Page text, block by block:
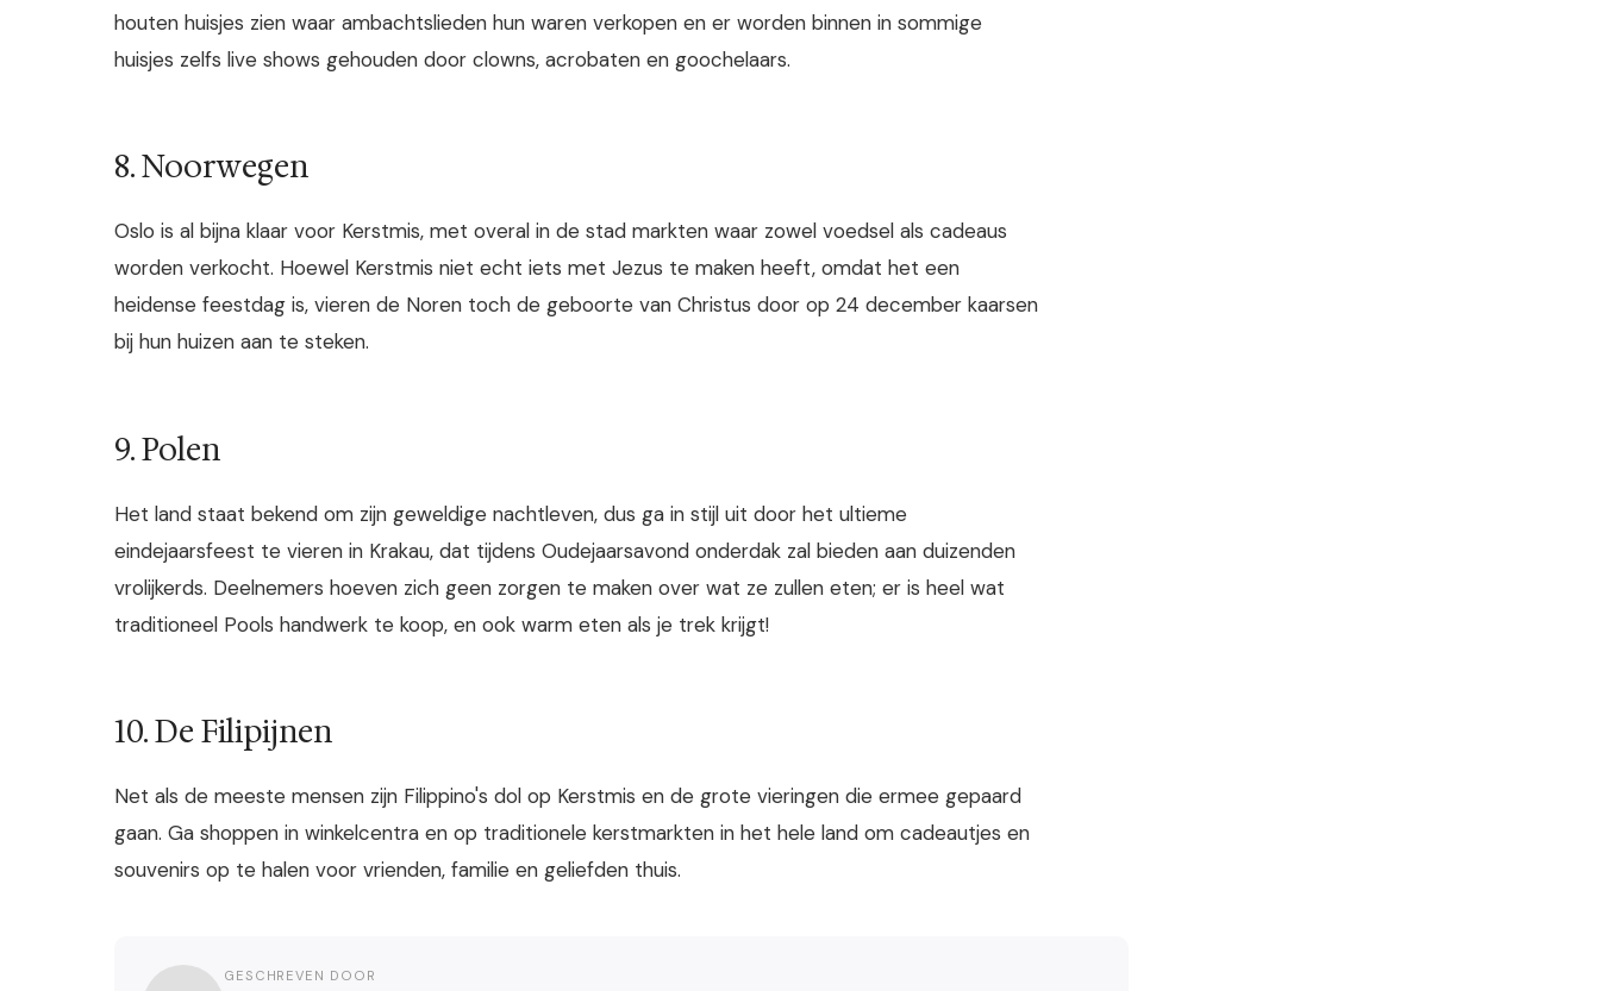
houten huisjes zien waar ambachtslieden hun waren verkopen en er worden binnen in sommige
huisjes zelfs live shows gehouden door clowns, acrobaten en goochelaars.
8. Noorwegen
Oslo is al bijna klaar voor Kerstmis, met overal in de stad markten waar zowel voedsel als cadeaus
worden verkocht. Hoewel Kerstmis niet echt iets met Jezus te maken heeft, omdat het een
heidense feestdag is, vieren de Noren toch de geboorte van Christus door op 24 december kaarsen
bij hun huizen aan te steken.
9. Polen
Het land staat bekend om zijn geweldige nachtleven, dus ga in stijl uit door het ultieme
eindejaarsfeest te vieren in Krakau, dat tijdens Oudejaarsavond onderdak zal bieden aan duizenden
vrolijkerds. Deelnemers hoeven zich geen zorgen te maken over wat ze zullen eten; er is heel wat
traditioneel Pools handwerk te koop, en ook warm eten als je trek krijgt!
10. De Filipijnen
Net als de meeste mensen zijn Filippino's dol op Kerstmis en de grote vieringen die ermee gepaard
gaan. Ga shoppen in winkelcentra en op traditionele kerstmarkten in het hele land om cadeautjes en
souvenirs op te halen voor vrienden, familie en geliefden thuis.
GESCHREVEN DOOR